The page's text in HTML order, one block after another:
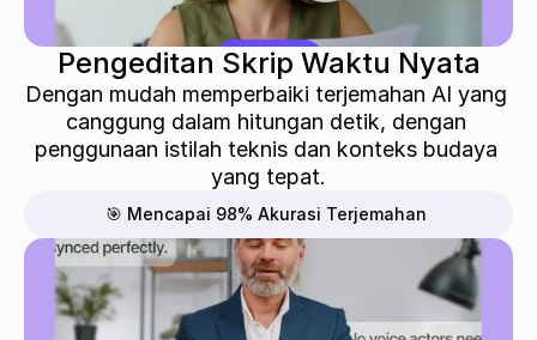
Pengeditan Skrip Waktu Nyata
Dengan mudah memperbaiki terjemahan AI yang
canggung dalam hitungan detik, dengan
penggunaan istilah teknis dan konteks budaya
yang tepat.
🎯 Mencapai 98% Akurasi Terjemahan